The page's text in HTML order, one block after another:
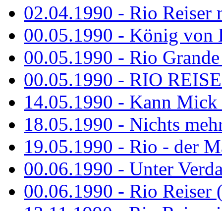
02.04.1990 - Rio
00.05.1990 - König von
00.05.1990 - Rio
00.05.1990 - RIO
14.05.1990 - Kann Mick
18.05.1990 - Nichts
19.05.1990 - Rio - der
00.06.1990 - Unter
00.06.1990 - Rio Reiser